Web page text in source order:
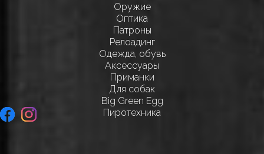
Оружие
Оптика
Патроны
Релоадинг
Одежда, обувь
Аксессуары
Приманки
Для собак
Big Green Egg
Пиротехника